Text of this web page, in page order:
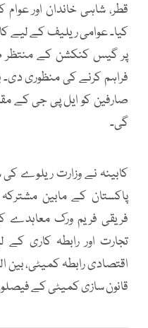
قطر، شاہی خاندان اور
کیا۔ عوامی ریلیف کے لیے
پر گیس کنکشن کے منتظر
فراہم کرنے کی منظوری دی۔
گی۔
کابینہ نے وزارت ریلوے کی
پاکستان کے مابین
فریقی فریم ورک معاہدے
تجارت اور رابطہ کاری کے
اقتصادی رابطہ کمیٹی، بین
قانون سازی کمیٹی کے